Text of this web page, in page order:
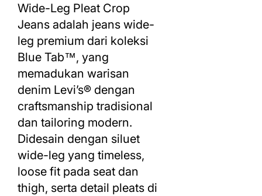
Wide-Leg Pleat Crop
Jeans adalah jeans wide-
leg premium dari koleksi
Blue Tab™, yang
memadukan warisan
denim Levi’s® dengan
craftsmanship tradisional
dan tailoring modern.
Didesain dengan siluet
wide-leg yang timeless,
loose fit pada seat dan
thigh, serta detail pleats di